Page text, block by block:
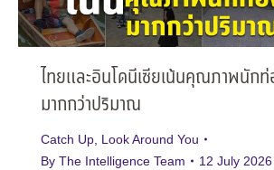
ไทยและอินโดนีเซียเน้นคุณภาพนักท่
มากกว่าปริมาณ
Catch Up Look Around You
By The Intelligence Team 12 July 2026